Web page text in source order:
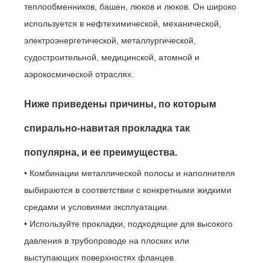
теплообменников, башен, люков и люков. Он широко
используется в нефтехимической, механической,
электроэнергетической, металлургической,
судостроительной, медицинской, атомной и
аэрокосмической отраслях.
Ниже приведены причины, по которым
спирально-навитая прокладка так
популярна, и ее преимущества.
• Комбинации металлической полосы и наполнителя
выбираются в соответствии с конкретными жидкими
средами и условиями эксплуатации.
• Используйте прокладки, подходящие для высокого
давления в трубопроводе на плоских или
выступающих поверхностях фланцев.